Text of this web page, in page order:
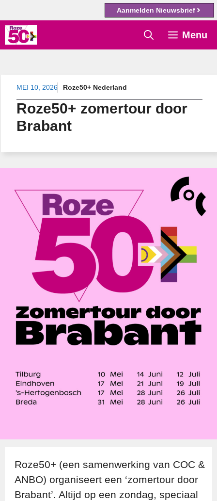
Aanmelden Nieuwsbrief
Ga
naar
Menu
MEI 10, 2026 Roze50+ Nederland
Roze50+ zomertour door
Brabant
Roze50+ (een samenwerking van COC &
ANBO) organiseert een ‘zomertour door
Brabant’. Altijd op een zondag, speciaal